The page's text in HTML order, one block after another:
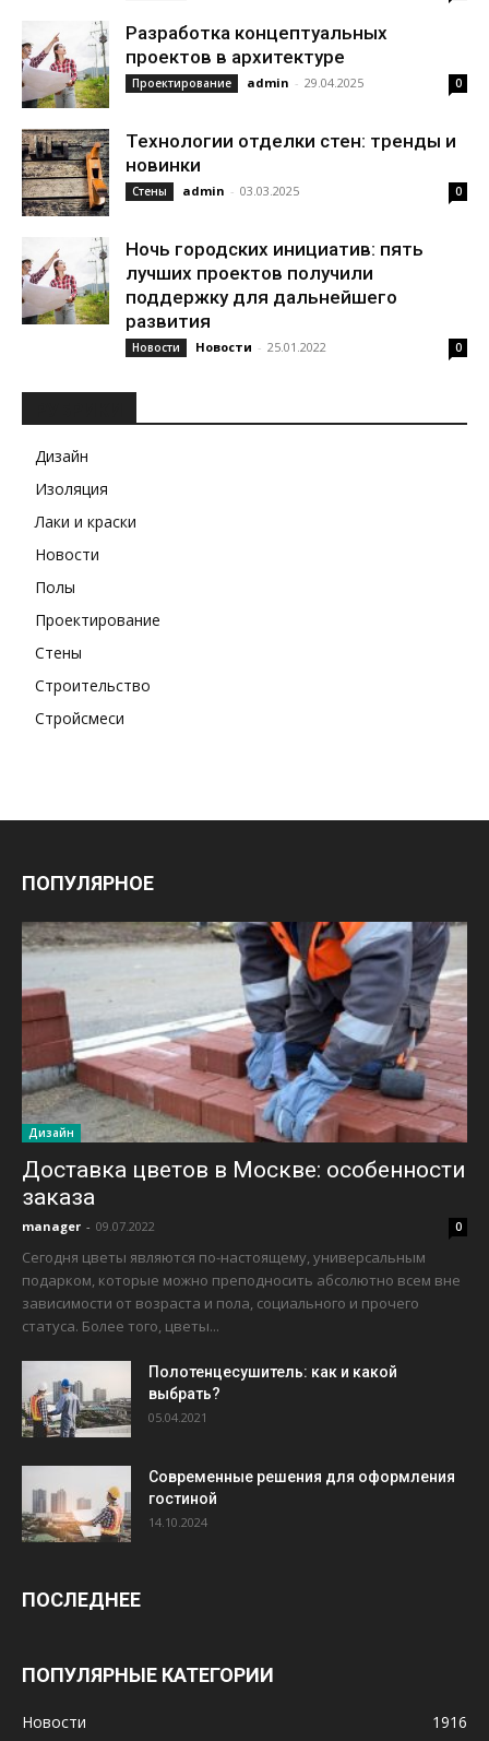
Разработка концептуальных
проектов в архитектуре
Проектирование admin - 29.04.2025 0
Технологии отделки стен: тренды и
новинки
Стены admin - 03.03.2025 0
Ночь городских инициатив: пять
лучших проектов получили
поддержку для дальнейшего
развития
Новости Новости - 25.01.2022 0
Дизайн
Изоляция
Лаки и краски
Новости
Полы
Проектирование
Стены
Строительство
Стройсмеси
ПОПУЛЯРНОЕ
Дизайн
Доставка цветов в Москве: особенности
заказа
manager - 09.07.2022 0
Сегодня цветы являются по-настоящему, универсальным
подарком, которые можно преподносить абсолютно всем вне
зависимости от возраста и пола, социального и прочего
статуса. Более того, цветы...
Полотенцесушитель: как и какой
выбрать?
05.04.2021
Современные решения для оформления
гостиной
14.10.2024
ПОСЛЕДНЕЕ
ПОПУЛЯРНЫЕ КАТЕГОРИИ
Новости 1916